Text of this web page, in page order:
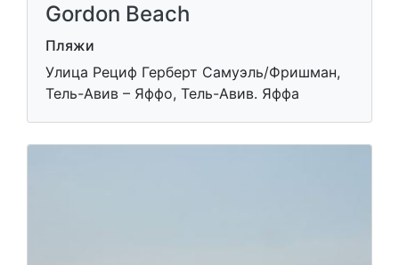
Gordon Beach
Пляжи
Улица Рециф Герберт Самуэль/Фришман,
Тель-Авив – Яффо, Тель-Авив. Яффа